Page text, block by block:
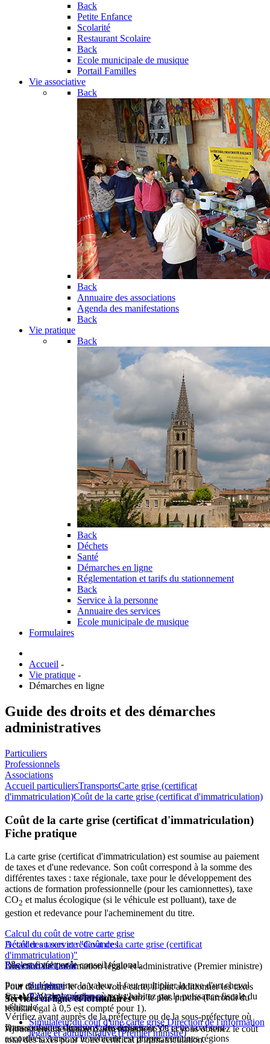
Back
Petite Enfance
Scolarité
Restaurant Scolaire
Back
Ecole municipale de musique
Portail Familles
Vie associative
Back
Back
Annuaire des associations
Agenda des manifestations
Back
Vie pratique
Back
Back
Déchets
Santé
Démarches en ligne
Réglementation et tarifs du stationnement
Back
Service à la personne
Annuaire des services
Ecole municipale de musique
Formulaires
Accueil -
Vie pratique -
Démarches en ligne
Guide des droits et des démarches
administratives
Particuliers
Professionnels
Associations
Accueil particuliersTransportsCarte grise (certificat
d'immatriculation)Coût de la carte grise (certificat d'immatriculation)
Coût de la carte grise (certificat d'immatriculation)
Fiche pratique
La carte grise (certificat d'immatriculation) est soumise au paiement
de taxes et d'une redevance. Son coût correspond à la somme des
différentes taxes : taxe régionale, taxe pour le développement des
actions de formation professionnelle (pour les camionnettes), taxe
CO2 et malus écologique (si le véhicule est polluant), taxe de
gestion et redevance pour l'acheminement du titre.
Calcul du coût de votre carte grise
Accéder au service "Coût de la carte grise (certificat
d'immatriculation)"
Direction de l'information légale et administrative (Premier ministre)
Pour déterminer le coût de votre carte, il faut additionner les taxes
Y1+Y2+Y3+Y4 et l'arrondir à l'euro le plus proche (l'arrondi du
résultat égal à 0,5 est compté pour 1).
Ajoutez ensuite la taxe d'acheminement Y5 et vous obtenez le coût
total des taxes pour votre certificat d'immatriculation.
Détail des taxes et redevances
Elle est fixée par le conseil régional.
Pour en déterminer la valeur, il faut multiplier la taxe d'un cheval
fiscal (CV) de la région où vous habitez par la puissance fiscale du
véhicule.
Dans certaines situations, des réductions de cette taxe sont
accordées. Ainsi, si le véhicule est propre, certaines régions
Règlement du coût
Sur place
Par correspondance
Vérifiez avant auprès de la préfecture ou de la sous-préfecture où
vous souhaitez déposer votre dossier :
Services en ligne et formulaires
Simulateur du coût d'une carte grise Direction de l'information
légale et administrative (Premier ministre)